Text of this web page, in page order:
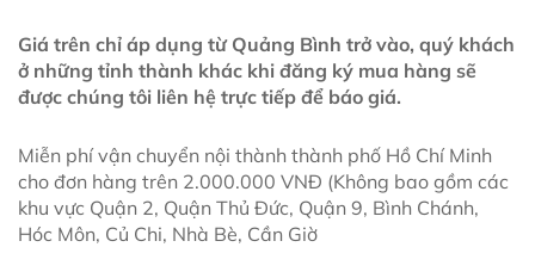
Giá trên chỉ áp dụng từ Quảng Bình trở vào, quý khách
ở những tỉnh thành khác khi đăng ký mua hàng sẽ
được chúng tôi liên hệ trực tiếp để báo giá.
Miễn phí vận chuyển nội thành thành phố Hồ Chí Minh
cho đơn hàng trên 2.000.000 VNĐ (Không bao gồm các
khu vực Quận 2, Quận Thủ Đức, Quận 9, Bình Chánh,
Hóc Môn, Củ Chi, Nhà Bè, Cần Giờ